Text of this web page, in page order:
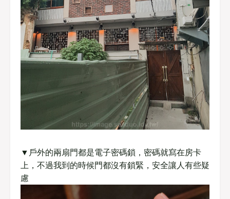
▼戶外的兩扇門都是電子密碼鎖，密碼就寫在房卡
上，不過我到的時候門都沒有鎖緊，安全讓人有些疑
慮